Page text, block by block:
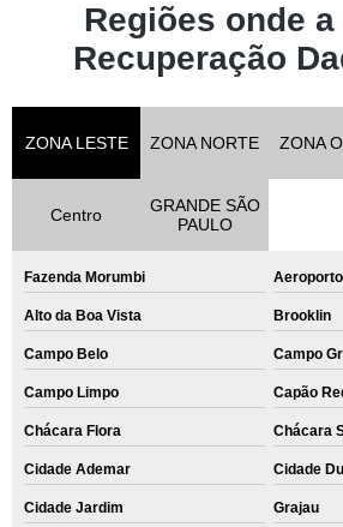
Regiões onde a
Recuperação
ZONA LESTE ZONA NORTE ZONA
Centro
GRANDE SÃO
PAULO
Fazenda Morumbi Aeroporto
Alto da Boa Vista Brooklin
Campo Belo Campo
Campo Limpo Capão
Chácara Flora Chácara
Cidade Ademar Cidade
Cidade Jardim Grajau